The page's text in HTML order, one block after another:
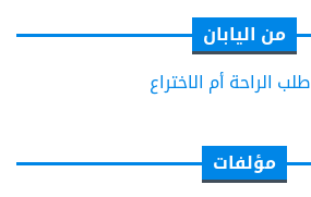
من اليابان
طلب الراحة أم الاختراع
مؤلفات